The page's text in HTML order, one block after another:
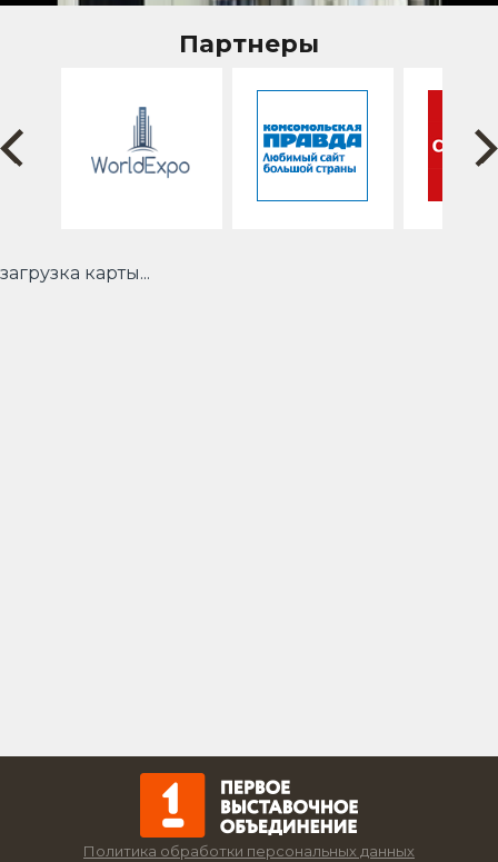
Партнеры
загрузка карты...
Политика обработки персональных данных